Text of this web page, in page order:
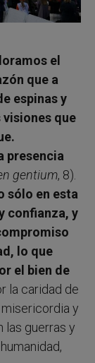
el
que a
espinas y
visiones que
presencia
gentium, 8).
sólo en esta
confianza, y
lo que
el bien de
la caridad de
y
las guerras y